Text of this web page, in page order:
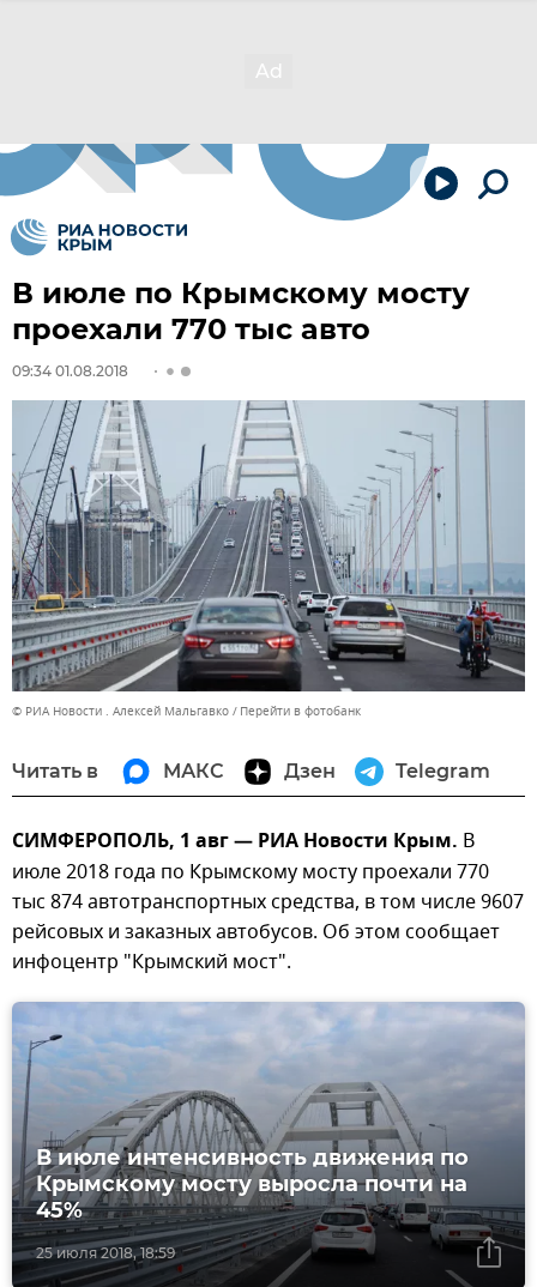
В июле по Крымскому мосту
проехали 770 тыc авто
09:34 01.08.2018
© РИА Новости . Алексей Мальгавко Перейти в фотобанк
Читать в МАКС Дзен Telegram
СИМФЕРОПОЛЬ, 1 авг — РИА Новости Крым. В
июле 2018 года по Крымскому мосту проехали 770
тыс 874 автотранспортных средства, в том числе 9607
рейсовых и заказных автобусов. Об этом сообщает
инфоцентр "Крымский мост".
25 июля 2018, 18:59
В июле интенсивность движения по
Крымскому мосту выросла почти на
45%